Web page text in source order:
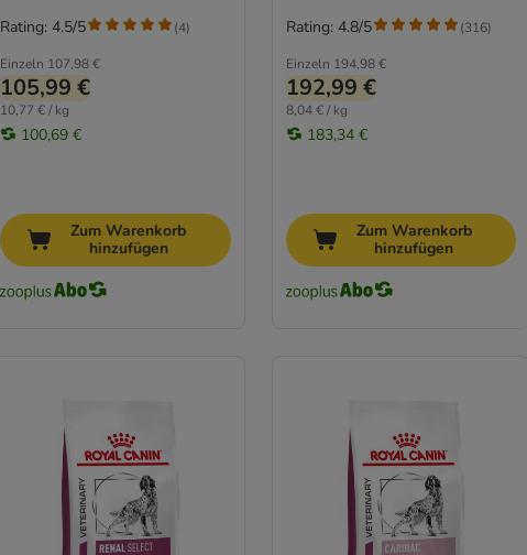
Einzeln 107,98 €
105,99 €
10,77 € / kg
100,69 €
Rating: 4.5/5 (4)
Zum Warenkorb
hinzufügen
Einzeln 194,98 €
192,99 €
8,04 € / kg
183,34 €
Rating: 4.8/5 (316)
Zum Warenkorb
hinzufügen